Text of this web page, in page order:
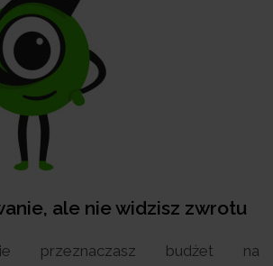
ale nie widzisz zwrotu
przeznaczasz budżet na